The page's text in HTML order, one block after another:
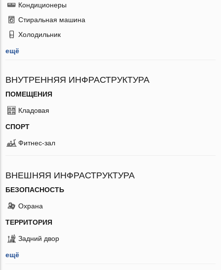
Кондиционеры
Стиральная машина
Холодильник
ещё
ВНУТРЕННЯЯ ИНФРАСТРУКТУРА
ПОМЕЩЕНИЯ
Кладовая
СПОРТ
Фитнес-зал
ВНЕШНЯЯ ИНФРАСТРУКТУРА
БЕЗОПАСНОСТЬ
Охрана
ТЕРРИТОРИЯ
Задний двор
ещё